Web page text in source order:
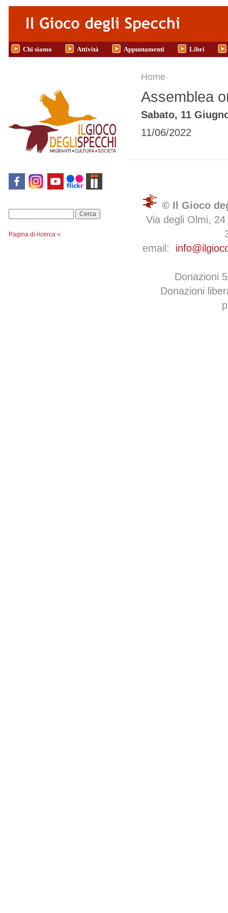
Salta al contenuto principale
Chi siamo Attività Appuntamenti Libri
Pagina di ricerca »
Tu sei qui
Home
Assemblea
Sabato, 11
11/06/2022
© Il Gioco
Via degli Olmi,
email:
Donazioni
Donazioni